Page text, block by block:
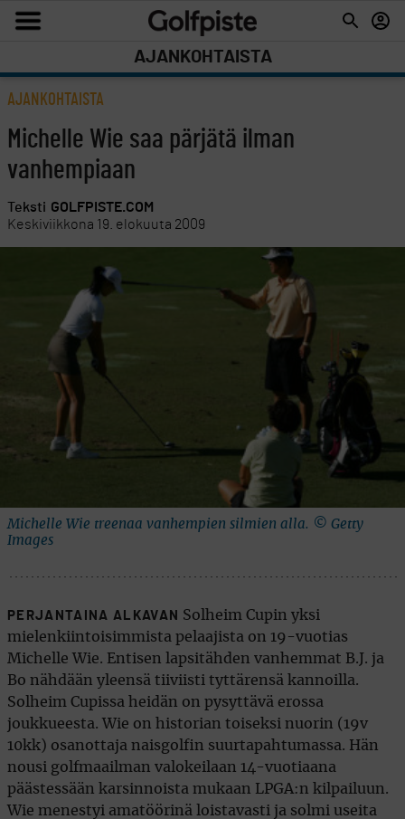
AJANKOHTAISTA
AJANKOHTAISTA
Michelle Wie saa pärjätä ilman
vanhempiaan
Teksti GOLFPISTE.COM
Keskiviikkona 19. elokuuta 2009
Michelle Wie treenaa vanhempien silmien alla. © Getty
Images
PERJANTAINA ALKAVAN Solheim Cupin yksi
mielenkiintoisimmista pelaajista on 19-vuotias
Michelle Wie. Entisen lapsitähden vanhemmat B.J. ja
Bo nähdään yleensä tiiviisti tyttärensä kannoilla.
Solheim Cupissa heidän on pysyttävä erossa
joukkueesta. Wie on historian toiseksi nuorin (19v
10kk) osanottaja naisgolfin suurtapahtumassa. Hän
nousi golfmaailman valokeilaan 14-vuotiaana
päästessään karsinnoista mukaan LPGA:n kilpailuun.
Wie menestyi amatöörinä loistavasti ja solmi useita